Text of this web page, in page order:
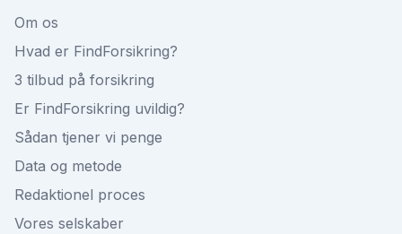
Om os
Hvad er FindForsikring?
3 tilbud på forsikring
Er FindForsikring uvildig?
Sådan tjener vi penge
Data og metode
Redaktionel proces
Vores selskaber